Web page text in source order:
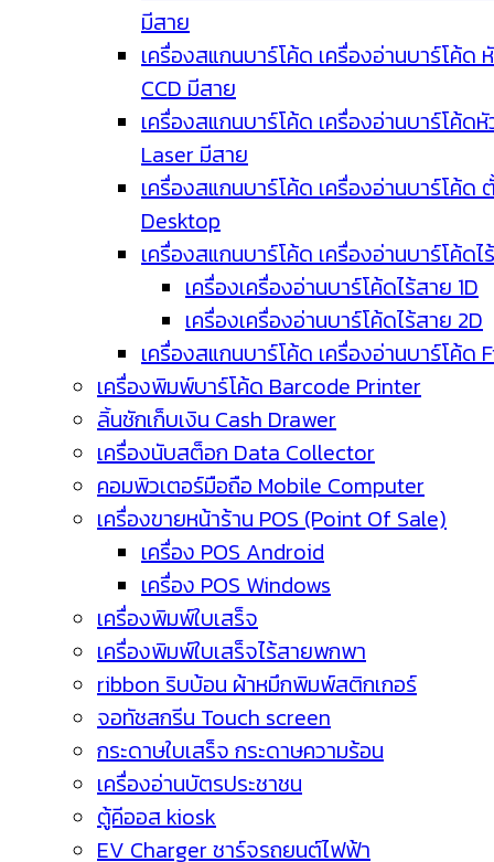
มีสาย
เครื่องสแกนบาร์โค้ด เครื่องอ่านบาร์โค้ด
CCD มีสาย
เครื่องสแกนบาร์โค้ด เครื่องอ่านบาร์โค้ด
Laser มีสาย
เครื่องสแกนบาร์โค้ด เครื่องอ่านบาร์โค้ด
Desktop
เครื่องสแกนบาร์โค้ด เครื่องอ่านบาร์โค้ดไ
เครื่องเครื่องอ่านบาร์โค้ดไร้สาย 1D
เครื่องเครื่องอ่านบาร์โค้ดไร้สาย 2D
เครื่องสแกนบาร์โค้ด เครื่องอ่านบาร์โค้ด
เครื่องพิมพ์บาร์โค้ด Barcode Printer
ลิ้นชักเก็บเงิน Cash Drawer
เครื่องนับสต็อก Data Collector
คอมพิวเตอร์มือถือ Mobile Computer
เครื่องขายหน้าร้าน POS (Point Of Sale)
เครื่อง POS Android
เครื่อง POS Windows
เครื่องพิมพ์ใบเสร็จ
เครื่องพิมพ์ใบเสร็จไร้สายพกพา
ribbon ริบบ้อน ผ้าหมึกพิมพ์สติกเกอร์
จอทัชสกรีน Touch screen
กระดาษใบเสร็จ กระดาษความร้อน
เครื่องอ่านบัตรประชาชน
ตู้คีออส kiosk
EV Charger ชาร์จรถยนต์ไฟฟ้า